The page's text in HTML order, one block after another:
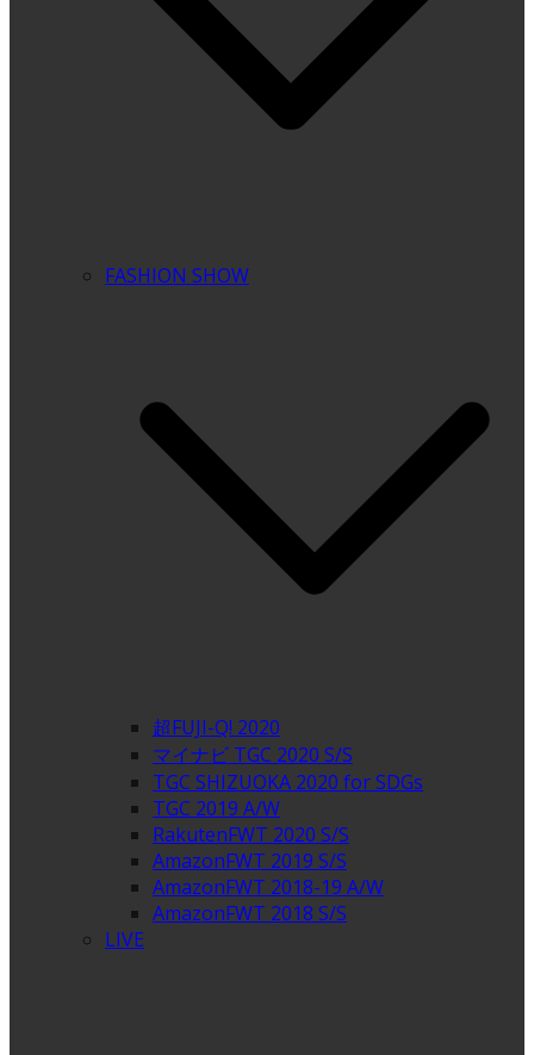
FASHION SHOW
超FUJI-Q! 2020
マイナビ TGC 2020 S/S
TGC SHIZUOKA 2020 for SDGs
TGC 2019 A/W
RakutenFWT 2020 S/S
AmazonFWT 2019 S/S
AmazonFWT 2018-19 A/W
AmazonFWT 2018 S/S
LIVE